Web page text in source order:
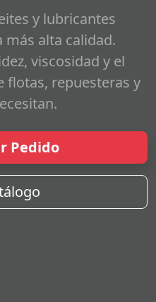
y lubricantes
alta calidad.
viscosidad y el
flotas, repuesteras y
Pedido